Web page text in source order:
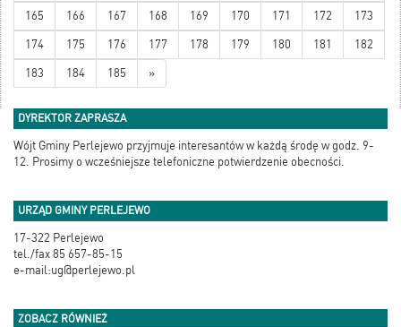
165 166 167 168 169 170 171 172 173
174 175 176 177 178 179 180 181 182
183 184 185 »
DYREKTOR ZAPRASZA
Wójt Gminy Perlejewo przyjmuje interesantów w każdą środę w godz. 9-
12. Prosimy o wcześniejsze telefoniczne potwierdzenie obecności.
URZĄD GMINY PERLEJEWO
17-322 Perlejewo
tel./fax 85 657-85-15
e-mail:ug@perlejewo.pl
ZOBACZ RÓWNIEŻ